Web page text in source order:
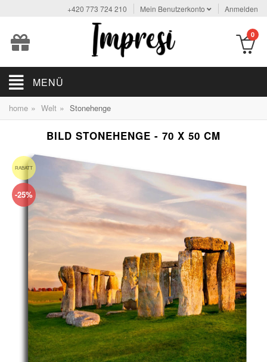
+420 773 724 210 Mein Benutzerkonto Anmelden
0
MENÜ
home » Welt » Stonehenge
BILD STONEHENGE - 70 X 50 CM
RABATT
-25%